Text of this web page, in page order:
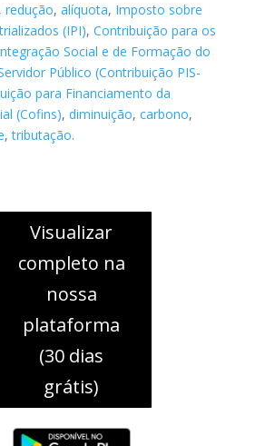
, redução, alíquota, Imposto sobre
(IPI), Contribuição para os
Social e de Formação do
Público (Contribuição PIS-
para Financiamento da
(Cofins), diminuição, carbono,
,tributação.
Visualizar
completo na
nossa
plataforma
(30 dias
grátis)